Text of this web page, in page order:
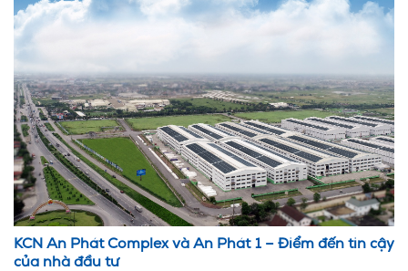
KCN An Phát Complex và An Phát 1 – Điểm đến tin cậy
của nhà đầu tư